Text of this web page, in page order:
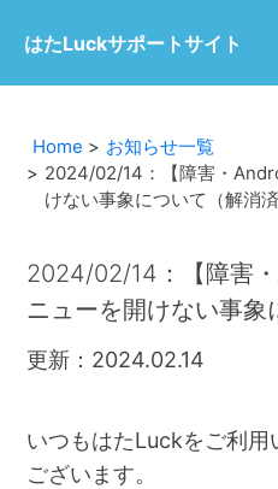
はたLuckサポートサイト
Home
お知らせ一覧
2024/02/14：【障害・
けない事象について（解消済
2024/02/14：【障害
ニューを開けない事象
更新：2024.02.14
いつもはたLuckをご利用
ございます。